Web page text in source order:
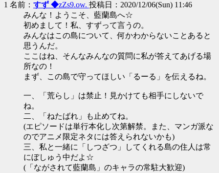
1 名前： すず ◆zZs9.ow. 投稿日：2020/12/06(Sun) 11:46
みんな！ようこそ、藍蘭島へ☆
初めまして！私、すずって言うの。
みんなはこの島について、何かわからないことあると
思うんだ。
ここはね、そんなみんなの質問に私が答えてあげる場
所なの！
まず、この島で守ってほしい「るーる」を伝えるね。
一、「荒らし」は禁止！見かけても相手にしないで
ね。
二、「ねたばれ」も止めてね。
(エピソードは単行本化し次第解禁。また、マンガ派な
のでアニメ限定ネタには答えられないかも)
三、私と一緒に「しつざつ」してくれる島の住人は常
にぼしゅう中だよ☆
(「ながされて藍蘭島」のキャラの常駐大歓迎)